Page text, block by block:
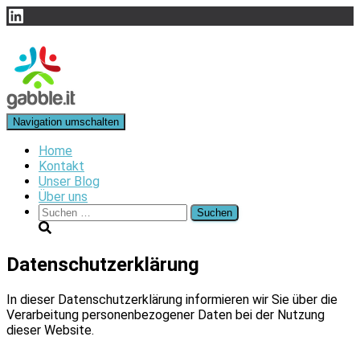
LinkedIn
Navigation umschalten
Home
Kontakt
Unser Blog
Über uns
Suchen
nach:
Datenschutzerklärung
In dieser Datenschutzerklärung informieren wir Sie über die
Verarbeitung personenbezogener Daten bei der Nutzung
dieser Website.